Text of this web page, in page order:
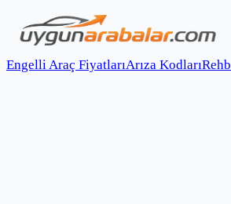
Engelli Araç FiyatlarıArıza Kodları